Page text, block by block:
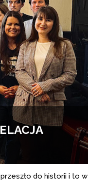
do historii i to